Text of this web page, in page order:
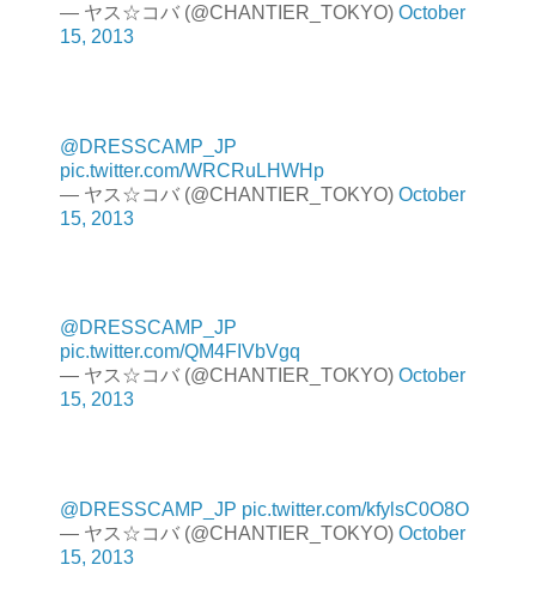
— ヤス☆コバ (@CHANTIER_TOKYO) October
15, 2013
@DRESSCAMP_JP
pic.twitter.com/WRCRuLHWHp
— ヤス☆コバ (@CHANTIER_TOKYO) October
15, 2013
@DRESSCAMP_JP
pic.twitter.com/QM4FIVbVgq
— ヤス☆コバ (@CHANTIER_TOKYO) October
15, 2013
@DRESSCAMP_JP pic.twitter.com/kfylsC0O8O
— ヤス☆コバ (@CHANTIER_TOKYO) October
15, 2013